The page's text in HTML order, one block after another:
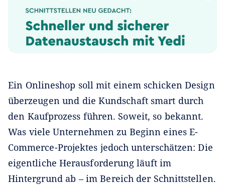
Ein Onlineshop soll mit einem schicken Design
überzeugen und die Kundschaft smart durch
den Kaufprozess führen. Soweit, so bekannt.
Was viele Unternehmen zu Beginn eines E-
Commerce-Projektes jedoch unterschätzen: Die
eigentliche Herausforderung läuft im
Hintergrund ab – im Bereich der Schnittstellen.